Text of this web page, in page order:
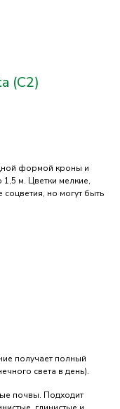
(С2)
формой кроны и
м. Цветки мелкие,
но могут быть
получает полный
света в день).
почвы. Подходит